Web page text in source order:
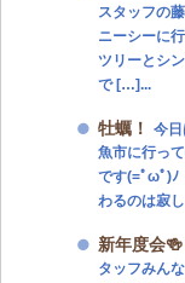
スタッフの
ニーシーに
ツリーとシ
で […]...
牡蠣！ 今
魚市に行っ
です(=ﾟωﾟ)ﾉ
わるのは寂
新年度会🍻
タッフみん